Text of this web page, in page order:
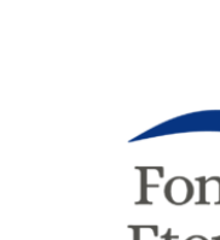
Mairie de